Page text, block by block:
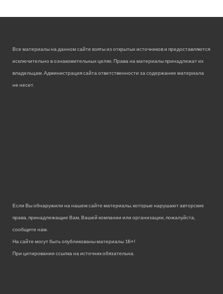
Все материалы на данном сайте взяты из открытых источников и предоставляются
исключительно в ознакомительных целях. Права на материалы принадлежат их
владельцам. Администрация сайта ответственности за содержание материала
не несет.
Если Вы обнаружили на нашем сайте материалы, которые нарушают авторские
права, принадлежащие Вам, Вашей компании или организации, пожалуйста,
сообщите нам.
На сайте могут быть опубликованы материалы 18+!
При цитировании ссылка на источник обязательна.